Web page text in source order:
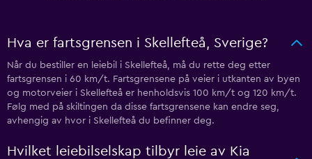
Hva er fartsgrensen i Skellefteå, Sverige?
Når du bestiller en leiebil i Skellefteå, må du rette deg etter
fartsgrensen i 60 km/t. Fartsgrensene på veier i utkanten av byen
og motorveier i Skellefteå er henholdsvis 100 km/t og 120 km/t.
Følg med på skiltingen da disse fartsgrensene kan endre seg,
avhengig av hvor i Skellefteå du befinner deg.
Hvilket leiebilselskap tilbyr leie av Kia